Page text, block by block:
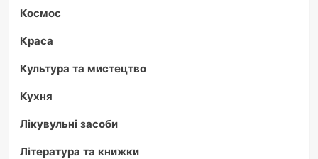
Космос
Краса
Культура та мистецтво
Кухня
Лікувульні засоби
Література та книжки